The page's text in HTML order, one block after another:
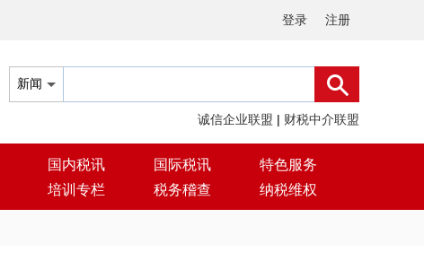
登录 注册
诚信企业联盟 | 财税中介联盟
国内税讯 国际税讯
特色服务
培训专栏 税务稽查 纳税维权